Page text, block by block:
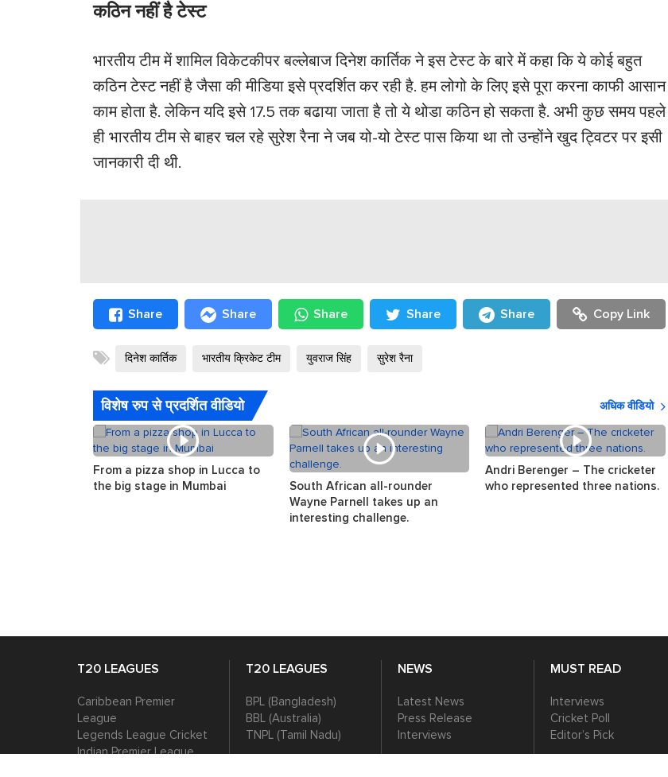
कठिन नहीं है टेस्ट
भारतीय टीम में शामिल विकेटकीपर बल्लेबाज दिनेश कार्तिक ने इस टेस्ट के बारे में कहा कि ये कोई बहुत
कठिन टेस्ट नहीं है जैसा की मीडिया इसे प्रदर्शित कर रही है. हम लोगो के लिए इसे पूरा करना काफी आसान
काम होता है. लेकिन यदि इसे 17.5 तक बढाया जाता है तो ये थोडा कठिन हो सकता है. अभी कुछ समय पहले
ही भारतीय टीम से बाहर चल रहे सुरेश रैना ने जब यो-यो टेस्ट पास किया था तो उन्होंने खुद ट्विटर पर इसी
जानकारी दी थी.
Share Share Share Share Share Copy Link
दिनेश कार्तिक भारतीय क्रिकेट टीम युवराज सिंह सुरेश रैना
विशेष रुप से प्रदर्शित वीडियो अधिक वीडियो
From a pizza shop in Lucca to
the big stage in Mumbai
South African all-rounder
Wayne Parnell takes up an
interesting challenge.
Andri Berenger – The cricketer
who represented three nations.
T20 LEAGUES
Caribbean Premier
League
Legends League Cricket
Indian Premier League
T20 LEAGUES
BPL (Bangladesh)
BBL (Australia)
TNPL (Tamil Nadu)
NEWS
Latest News
Press Release
Interviews
MUST READ
Interviews
Cricket Poll
Editor’s Pick